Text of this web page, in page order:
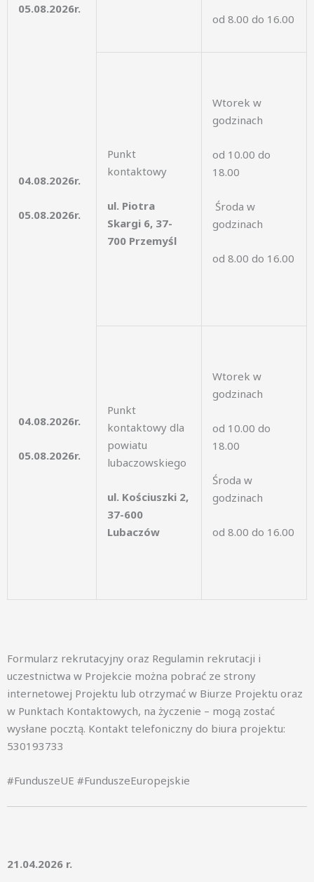
05.08.2026r.
04.08.2026r.
05.08.2026r.
04.08.2026r.
05.08.2026r.
od 8.00 do 16.00
Punkt
kontaktowy
ul. Piotra
Skargi 6, 37-
700 Przemyśl
Wtorek w
godzinach
od 10.00 do
18.00
Środa w
godzinach
od 8.00 do 16.00
Punkt
kontaktowy dla
powiatu
lubaczowskiego
ul. Kościuszki 2,
37-600
Lubaczów
Wtorek w
godzinach
od 10.00 do
18.00
Środa w
godzinach
od 8.00 do 16.00
Formularz rekrutacyjny oraz Regulamin rekrutacji i
uczestnictwa w Projekcie można pobrać ze strony
internetowej Projektu lub otrzymać w Biurze Projektu oraz
w Punktach Kontaktowych, na życzenie – mogą zostać
wysłane pocztą. Kontakt telefoniczny do biura projektu:
530193733
#FunduszeUE #FunduszeEuropejskie
21.04.2026 r.